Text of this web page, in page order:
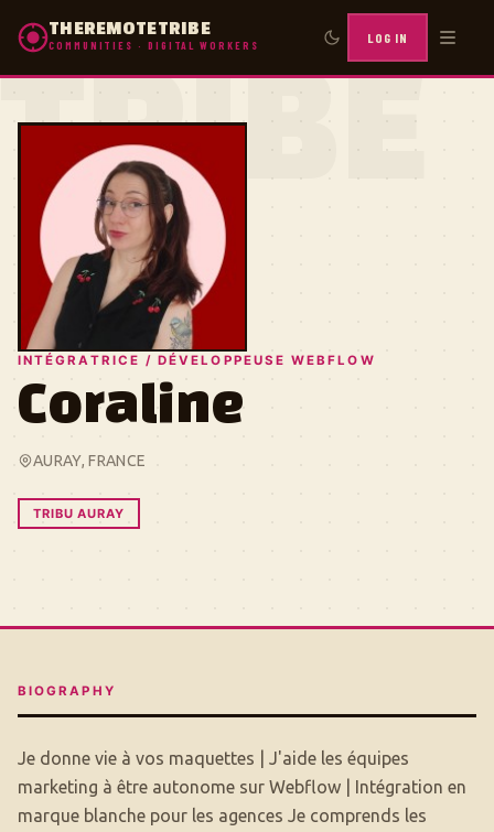
THEREMOTETRIBE
COMMUNITIES · DIGITAL WORKERS LOG IN
TRIBE
INTÉGRATRICE / DÉVELOPPEUSE WEBFLOW
Coraline
AURAY, FRANCE
TRIBU AURAY
BIOGRAPHY
Je donne vie à vos maquettes | J'aide les équipes
marketing à être autonome sur Webflow | Intégration en
marque blanche pour les agences Je comprends les